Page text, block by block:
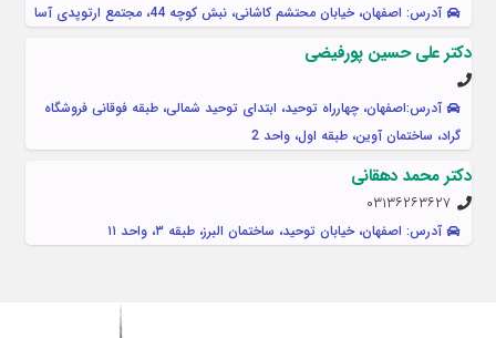
آدرس: اصفهان، خیابان محتشم کاشانی، نبش کوچه 44، مجتمع ارتوپدی آسا
دکتر علی حسین پورفیضی
آدرس:اصفهان، چهارراه توحید، ابتدای توحید شمالی، طبقه فوقانی فروشگاه
گراد، ساختمان آوین، طبقه اول، واحد 2
دکتر محمد دهقانی
۰۳۱۳۶۲۶۳۶۲۷
آدرس: اصفهان، خیابان توحید، ساختمان البرز، طبقه ۳، واحد ۱۱